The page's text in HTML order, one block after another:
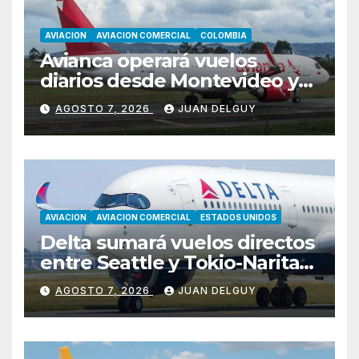
AVIACION AVIACION COMERCIAL COLOMBIA
Avianca operará vuelos
diarios desde Montevideo y
Asunción hacia Bogotá
AGOSTO 7, 2026 JUAN DELGUY
AVIACION AVIACION COMERCIAL ESTADOS UNIDOS
Delta sumará vuelos directos
entre Seattle y Tokio-Narita
desde marzo de 2027
AGOSTO 7, 2026 JUAN DELGUY